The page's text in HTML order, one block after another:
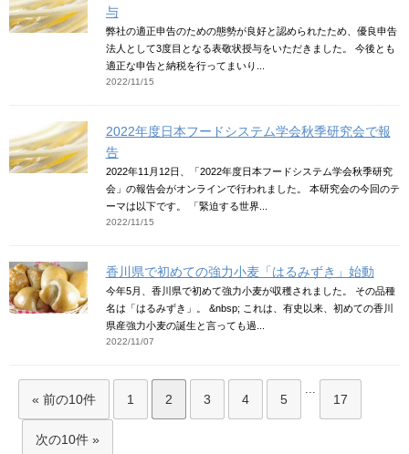
与
弊社の適正申告のための態勢が良好と認められたため、優良申告
法人として3度目となる表敬状授与をいただきました。 今後とも
適正な申告と納税を行ってまいり...
2022/11/15
2022年度日本フードシステム学会秋季研究会で報
告
2022年11月12日、「2022年度日本フードシステム学会秋季研究
会」の報告会がオンラインで行われました。 本研究会の今回のテ
ーマは以下です。 「緊迫する世界...
2022/11/15
香川県で初めての強力小麦「はるみずき」始動
今年5月、香川県で初めて強力小麦が収穫されました。 その品種
名は「はるみずき」。 &nbsp; これは、有史以来、初めての香川
県産強力小麦の誕生と言っても過...
2022/11/07
« 前の10件 1 2 3 4 5
...
17
次の10件 »